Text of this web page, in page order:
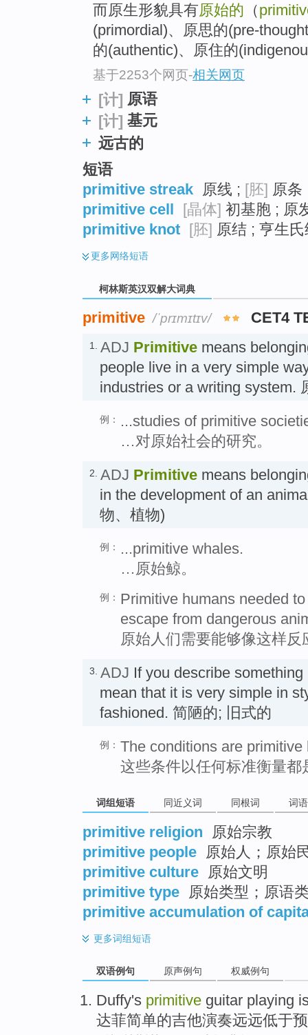
而原生形貌具有原始的 （
(primordial)、原思的(pre-
的(authentic)、原住的
基于2253个网页-相关网页
[计] 原语
[计] 基元
远古的
短语
primitive streak 原线 ; [胚] 原条
primitive cell
[晶体] 初基胞 ; 原
primitive knot
[胚] 原结 ; 亨生氏
更多网络短语
柯林斯英汉双解大词典
primitive /ˈprɪmɪtɪv/ CET4
1. ADJ Primitive means
people live in a very simple
industries or a writing system.
例：
...studies of primitive
…对原始社会的研究。
2. ADJ Primitive means
in the development of an
物、植物)
例：
...primitive whales.
…原始鲸。
例： Primitive humans needed
escape from dangerous
原始人们需要能够像这样
3. ADJ If you describe
mean that it is very simple in
fashioned. 简陋的; 旧式的
例： The conditions are
这些条件以任何标准衡量都
词组短语 同近义词 同根词 词
primitive religion
原始宗教
primitive people
原始人；原始
primitive culture
原始文明
primitive type
原始类型；原语
primitive accumulation of
更多词组短语
双语例句 原声例句 权威例句
Duffy's primitive guitar playing
达菲简单的吉他演奏远远低于